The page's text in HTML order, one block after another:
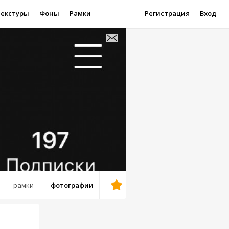
Фоны Рамки Регистрация Вход
рамки фотографии